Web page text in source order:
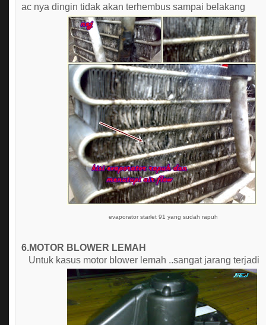
ac nya dingin tidak akan terhembus sampai belakang
evaporator starlet 91 yang sudah rapuh
6.MOTOR BLOWER LEMAH
Untuk kasus motor blower lemah ..sangat jarang terjadi